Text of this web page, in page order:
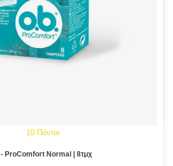
10 Πόντοι
ProComfort Normal | 8τμχ